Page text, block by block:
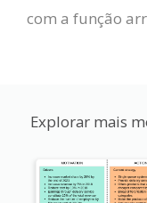
com a função
Explorar mais